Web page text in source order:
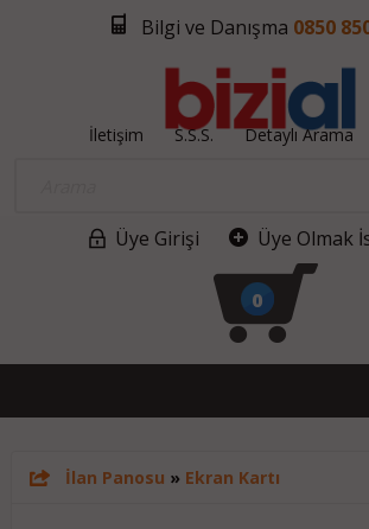
Bilgi ve Danışma 0850
İletişim S.S.S. Detaylı Arama
Üye Girişi Üye Olmak
0
İlan Panosu » Ekran Kartı